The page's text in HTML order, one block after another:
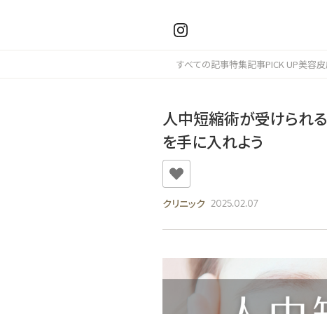
すべての記事特集記事PICK UP美容
人中短縮術が受けられ
を手に入れよう
クリニック 2025.02.07